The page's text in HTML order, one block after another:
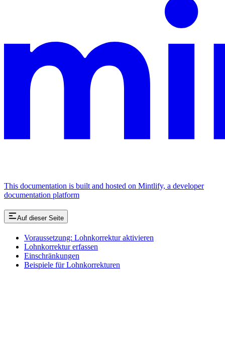
This documentation is built and hosted on Mintlify, a developer
documentation platform
Auf dieser Seite
Voraussetzung: Lohnkorrektur aktivieren
Lohnkorrektur erfassen
Einschränkungen
Beispiele für Lohnkorrekturen